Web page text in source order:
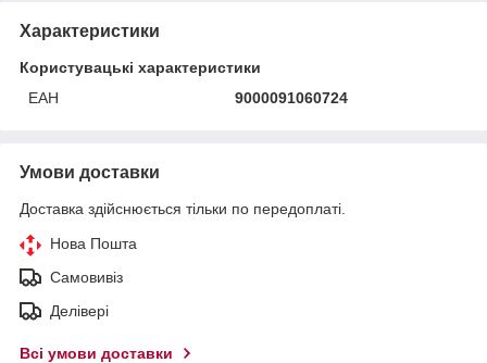
Характеристики
Користувацькі характеристики
ЕАН
9000091060724
Умови доставки
Доставка здійснюється тільки по передоплаті.
Нова Пошта
Самовивіз
Делівері
Всі умови доставки